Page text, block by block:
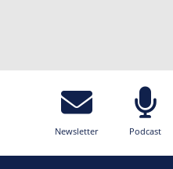
Newsletter Podcast